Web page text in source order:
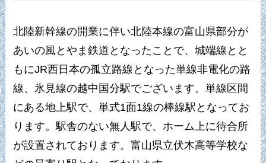
北陸新幹線の開業に伴い北陸本線の富山県部分が
あいの風とやま鉄道となったことで、城端線とと
もにJR西日本の孤立路線となった単線非電化の路
線、氷見線の越中国分駅でございます。単線区間
にある地上駅で、単式1面1線の棒線駅となってお
ります。駅舎のない無人駅で、ホーム上に待合所
が設置されております。富山県立伏木高等学校な